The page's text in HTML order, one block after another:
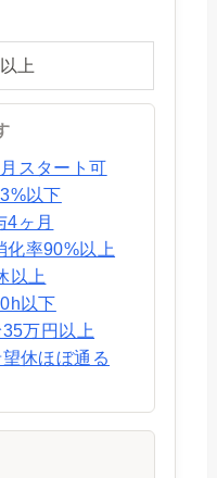
上
スタート可
以下
4ヶ月
化率90%以上
以上
以下
万円以上
休ほぼ通る